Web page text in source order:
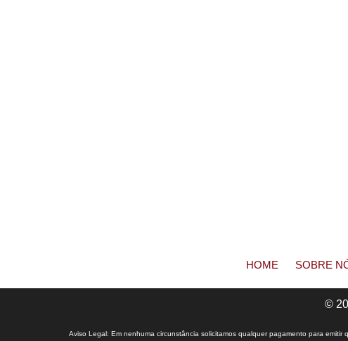
HOME SOBRE
©
Aviso Legal: Em nenhuma circunstância solicitamos qualquer pagamento para